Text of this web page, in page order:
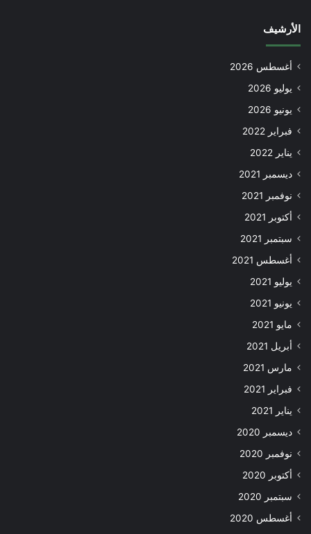
الأرشيف
أغسطس 2026
يوليو 2026
يونيو 2026
فبراير 2022
يناير 2022
ديسمبر 2021
نوفمبر 2021
أكتوبر 2021
سبتمبر 2021
أغسطس 2021
يوليو 2021
يونيو 2021
مايو 2021
أبريل 2021
مارس 2021
فبراير 2021
يناير 2021
ديسمبر 2020
نوفمبر 2020
أكتوبر 2020
سبتمبر 2020
أغسطس 2020